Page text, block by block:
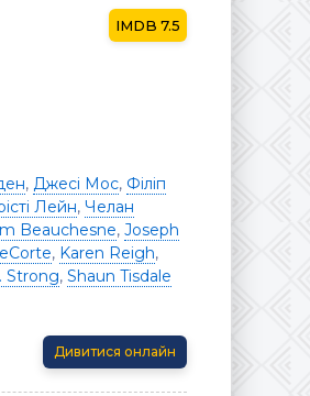
7.5
, Джесі Мос, Філіп
Лейн, Челан
Beauchesne, Joseph
, Karen Reigh,
Strong, Shaun Tisdale
Дивитися онлайн